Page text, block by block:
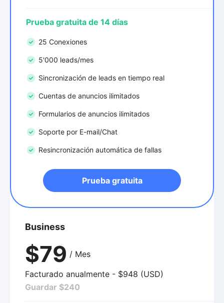
Prueba gratuita de 14 días
25 Conexiones
5'000 leads/mes
Sincronización de leads en tiempo real
Cuentas de anuncios ilimitados
Formularios de anuncios ilimitados
Soporte por E-mail/Chat
Resincronización automática de fallas
Prueba gratuita
Business
$79 / Mes
Facturado anualmente - $948 (USD)
Guardar $240